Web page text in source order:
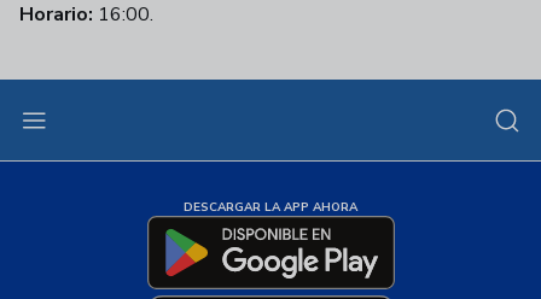
Horario: 16:00.
DESCARGAR LA APP AHORA